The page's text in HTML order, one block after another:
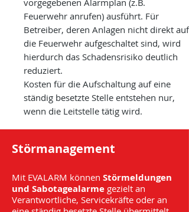
vorgegebenen Alarmplan (z.B.
Feuerwehr anrufen) ausführt. Für
Betreiber, deren Anlagen nicht direkt auf
die Feuerwehr aufgeschaltet sind, wird
hierdurch das Schadensrisiko deutlich
reduziert.
Kosten für die Aufschaltung auf eine
ständig besetzte Stelle entstehen nur,
wenn die Leitstelle tätig wird.
Störmanagement
Mit EVALARM können Störmeldungen
und Sabotagealarme gezielt an
Verantwortliche, Servicekräfte oder an